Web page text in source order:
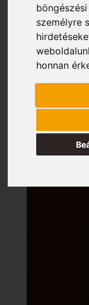
személyre
honnan